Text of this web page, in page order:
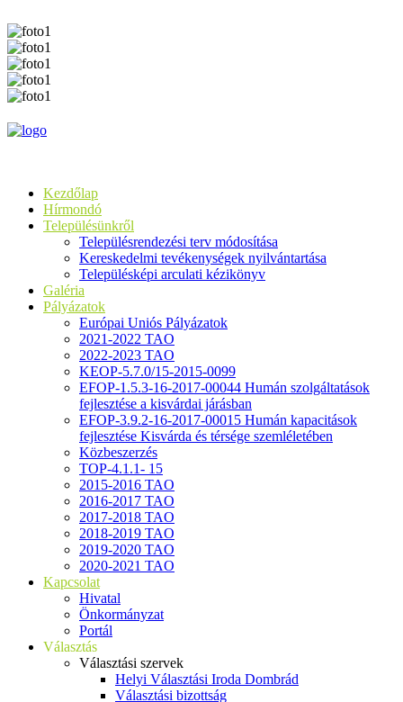
Kezdőlap
Hírmondó
Településünkről
Településrendezési terv módosítása
Kereskedelmi tevékenységek nyilvántartása
Településképi arculati kézikönyv
Galéria
Pályázatok
Európai Uniós Pályázatok
2021-2022 TAO
2022-2023 TAO
KEOP-5.7.0/15-2015-0099
EFOP-1.5.3-16-2017-00044 Humán szolgáltatások
fejlesztése a kisvárdai járásban
EFOP-3.9.2-16-2017-00015 Humán kapacitások
fejlesztése Kisvárda és térsége szemléletében
Közbeszerzés
TOP-4.1.1- 15
2015-2016 TAO
2016-2017 TAO
2017-2018 TAO
2018-2019 TAO
2019-2020 TAO
2020-2021 TAO
Kapcsolat
Hivatal
Önkormányzat
Portál
Választás
Választási szervek
Helyi Választási Iroda Dombrád
Választási bizottság